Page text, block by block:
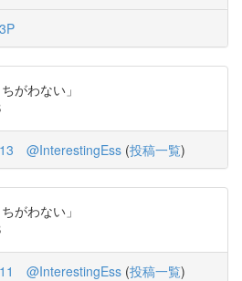
がわない」
@InterestingEss (投稿一覧)
がわない」
@InterestingEss (投稿一覧)